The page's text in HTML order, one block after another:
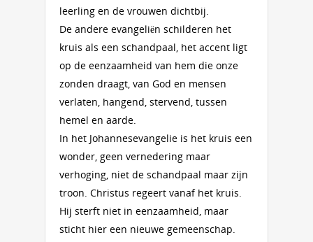
leerling en de vrouwen dichtbij.
De andere evangeliën schilderen het
kruis als een schandpaal, het accent ligt
op de eenzaamheid van hem die onze
zonden draagt, van God en mensen
verlaten, hangend, stervend, tussen
hemel en aarde.
In het Johannesevangelie is het kruis een
wonder, geen vernedering maar
verhoging, niet de schandpaal maar zijn
troon. Christus regeert vanaf het kruis.
Hij sterft niet in eenzaamheid, maar
sticht hier een nieuwe gemeenschap.